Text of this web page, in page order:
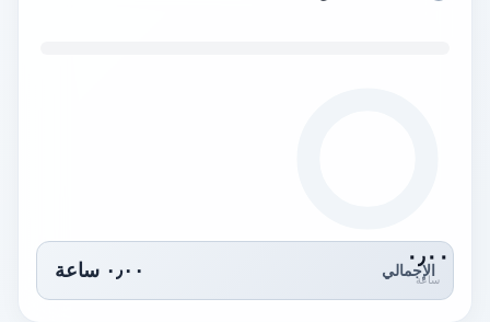
٠٫٠٠
ساعة
الإجمالي ٠٫٠٠ ساعة